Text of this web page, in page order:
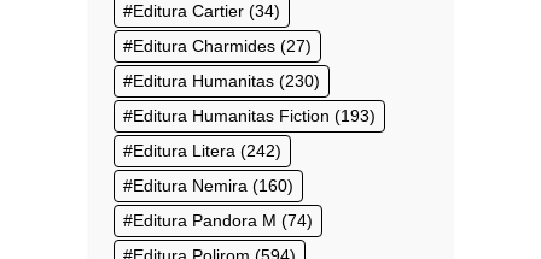
Editura Cartier (34)
Editura Charmides (27)
Editura Humanitas (230)
Editura Humanitas Fiction (193)
Editura Litera (242)
Editura Nemira (160)
Editura Pandora M (74)